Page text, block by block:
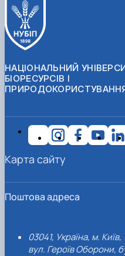
НАЦІОНАЛЬНИЙ
БІОРЕСУРСІВ І
ПРИРОДОКОРИСТУВАННЯ
Поштова адреса
03041, Україна, м. Київ,
вул. Героїв Оборони,
Карта сайту